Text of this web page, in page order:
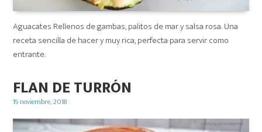
Aguacates Rellenos de gambas, palitos de mar y salsa rosa. Una
receta sencilla de hacer y muy rica, perfecta para servir como
entrante.
FLAN DE TURRÓN
Posted
19 noviembre, 2018